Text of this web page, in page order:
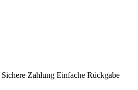
Sichere Zahlung Einfache Rückgabe